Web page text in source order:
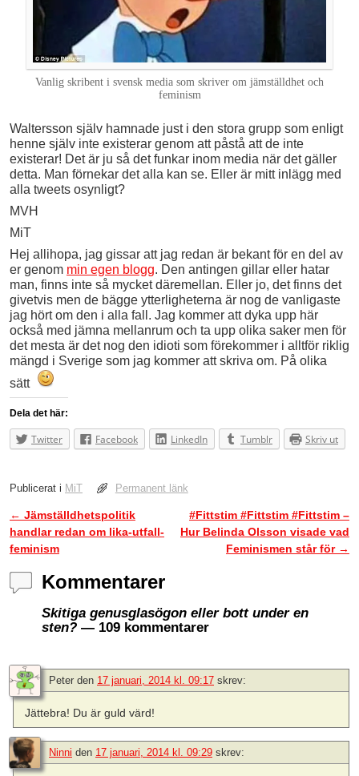
Vanlig skribent i svensk media som skriver om jämställdhet och
feminism
Waltersson själv hamnade just i den stora grupp som enligt
henne själv inte existerar genom att påstå att de inte
existerar! Det är ju så det funkar inom media när det gäller
detta. Man förnekar det alla kan se. Eller är mitt inlägg med
alla tweets osynligt?
MVH
MiT
Hej allihopa, jag gissar att jag redan är bekant för en del av
er genom min egen blogg. Den antingen gillar eller hatar
man, finns inte så mycket däremellan. Eller jo, det finns det
givetvis men de bägge ytterligheterna är nog de vanligaste
jag hört om den i alla fall. Jag kommer att dyka upp här
också med jämna mellanrum och ta upp olika saker men för
det mesta är det nog den idioti som förekommer i alltför riklig
mängd i Sverige som jag kommer att skriva om. På olika
sätt
Dela det här:
Twitter Facebook LinkedIn Tumblr Skriv ut
Publicerat i MiT Permanent länk
Inläggsnavigering
← Jämställdhetspolitik
handlar redan om lika-utfall-
feminism
#Fittstim #Fittstim #Fittstim –
Hur Belinda Olsson visade vad
Feminismen står för →
Kommentarer
Skitiga genusglasögon eller bott under en
sten? — 109 kommentarer
Peter den 17 januari, 2014 kl. 09:17 skrev:
Jättebra! Du är guld värd!
Ninni den 17 januari, 2014 kl. 09:29 skrev: